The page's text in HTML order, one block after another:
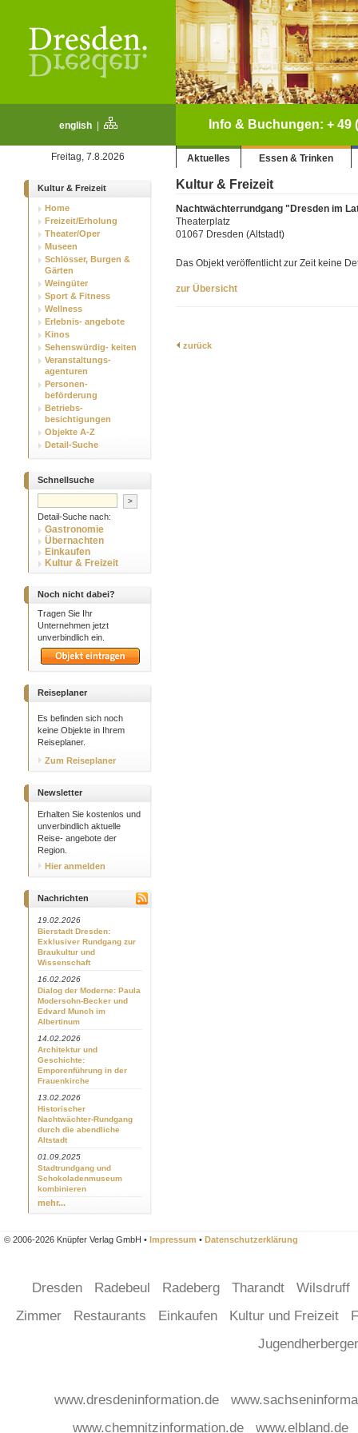
english| Info & Buchungen: + 49
Freitag, 7.8.2026 Aktuelles Essen & Trinken
Kultur & Freizeit
Home
Freizeit/Erholung
Theater/Oper
Museen
Schlösser, Burgen &
Gärten
Weingüter
Sport & Fitness
Wellness
Erlebnis- angebote
Kinos
Sehenswürdig- keiten
Veranstaltungs-
agenturen
Personen-
beförderung
Betriebs-
besichtigungen
Objekte A-Z
Detail-Suche
Schnellsuche
Detail-Suche nach:
Gastronomie
Übernachten
Einkaufen
Kultur & Freizeit
Noch nicht dabei?
Tragen Sie Ihr
Unternehmen jetzt
unverbindlich ein.
Reiseplaner
Es befinden sich noch
keine Objekte in Ihrem
Reiseplaner.
Zum Reiseplaner
Newsletter
Erhalten Sie kostenlos und
unverbindlich aktuelle
Reise- angebote der
Region.
Hier anmelden
Nachrichten
19.02.2026
Bierstadt Dresden:
Exklusiver Rundgang zur
Braukultur und
Wissenschaft
16.02.2026
Dialog der Moderne: Paula
Modersohn-Becker und
Edvard Munch im
Albertinum
14.02.2026
Architektur und
Geschichte:
Emporenführung in der
Frauenkirche
13.02.2026
Historischer
Nachtwächter-Rundgang
durch die abendliche
Altstadt
01.09.2025
Stadtrundgang und
Schokoladenmuseum
kombinieren
mehr...
Kultur & Freizeit
Nachtwächterrundgang "Dresden im
Theaterplatz
01067 Dresden (Altstadt)
Das Objekt veröffentlicht zur Zeit keine
zur Übersicht
zurück
© 2006-2026 Knüpfer Verlag GmbH • Impressum • Datenschutzerklärung
Dresden Radebeul Radeberg Tharandt
Wilsdruff
Zimmer
Restaurants Einkaufen Kultur und Freizeit
www.dresdeninformation.de
www.chemnitzinformation.de
www.elbland.de